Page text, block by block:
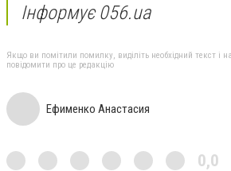
Інформує 056.ua
Якщо ви помітили помилку, виділіть необхідний текст і
повідомити про це редакцію
Ефименко Анастасия
0,0